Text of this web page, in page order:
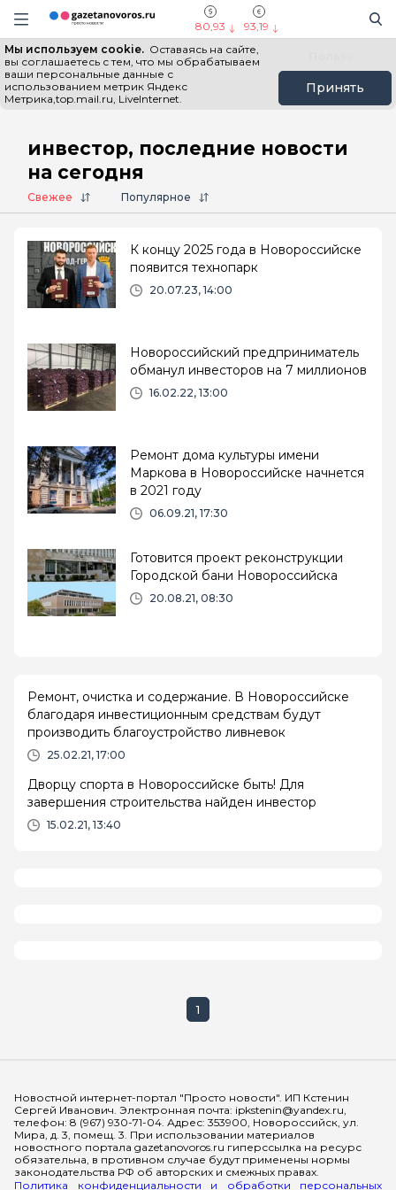
Информационный портал "ГазетаНоворос.ру"
Навигация сайта
80,93 93,19
Мы используем cookie. Оставаясь на сайте,
вы соглашаетесь с тем, что мы обрабатываем
ваши персональные данные с
использованием метрик Яндекс
Метрика,top.mail.ru, LiveInternet.
Принять
Все новости Новости России
Главная # инвестор
инвестор, последние новости
на сегодня
Свежее Популярное
К концу 2025 года в Новороссийске
появится технопарк
20.07.23, 14:00
Новороссийский предприниматель
обманул инвесторов на 7 миллионов
16.02.22, 13:00
Ремонт дома культуры имени
Маркова в Новороссийске начнется
в 2021 году
06.09.21, 17:30
Готовится проект реконструкции
Городской бани Новороссийска
20.08.21, 08:30
Ремонт, очистка и содержание. В Новороссийске
благодаря инвестиционным средствам будут
производить благоустройство ливневок
25.02.21, 17:00
Дворцу спорта в Новороссийске быть! Для
завершения строительства найден инвестор
15.02.21, 13:40
1
Новостной интернет-портал "Просто новости". ИП Кстенин
Сергей Иванович. Электронная почта: ipkstenin@yandex.ru,
телефон: 8 (967) 930-71-04. Адрес: 353900, Новороссийск, ул.
Мира, д. 3, помещ. 3. При использовании материалов
новостного портала gazetanovoros.ru гиперссылка на ресурс
обязательна, в противном случае будут применены нормы
законодательства РФ об авторских и смежных правах.
Политика конфиденциальности и обработки персональных